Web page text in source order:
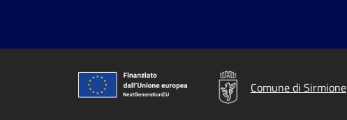
Comune di Sirmione